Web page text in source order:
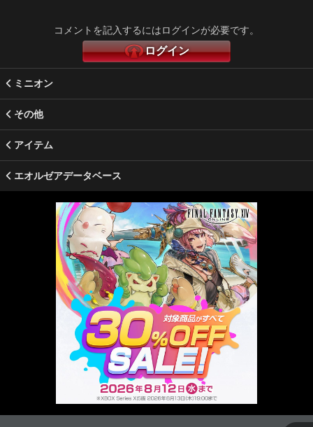
コメントを記入するにはログインが必要です。
ログイン
ミニオン
その他
アイテム
エオルゼアデータベース